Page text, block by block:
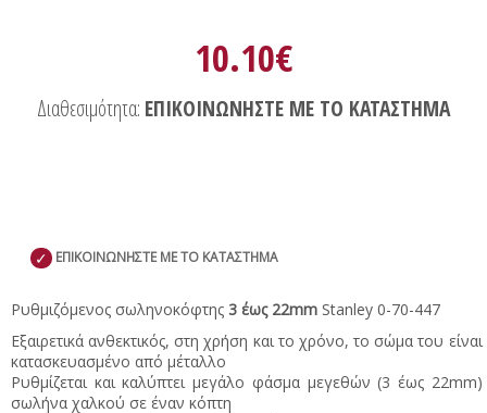
10.10€
Διαθεσιμότητα: ΕΠΙΚΟΙΝΩΝΗΣΤΕ ΜΕ ΤΟ ΚΑΤΑΣΤΗΜΑ
✓ ΕΠΙΚΟΙΝΩΝΗΣΤΕ ΜΕ ΤΟ ΚΑΤΑΣΤΗΜΑ
Ρυθμιζόμενος σωληνοκόφτης 3 έως 22mm Stanley 0-70-447
Εξαιρετικά ανθεκτικός, στη χρήση και το χρόνο, το σώμα του είναι
κατασκευασμένο από μέταλλο
Ρυθμίζεται και καλύπτει μεγάλο φάσμα μεγεθών (3 έως 22mm)
σωλήνα χαλκού σε έναν κόπτη